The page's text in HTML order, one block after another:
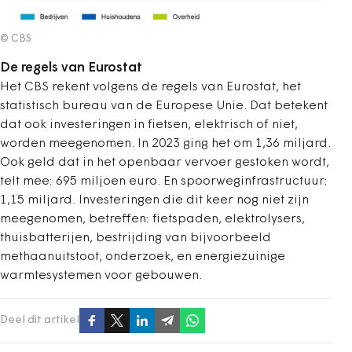
© CBS
De regels van Eurostat
Het CBS rekent volgens de regels van Eurostat, het
statistisch bureau van de Europese Unie. Dat betekent
dat ook investeringen in fietsen, elektrisch of niet,
worden meegenomen. In 2023 ging het om 1,36 miljard.
Ook geld dat in het openbaar vervoer gestoken wordt,
telt mee: 695 miljoen euro. En spoorweginfrastructuur:
1,15 miljard. Investeringen die dit keer nog niet zijn
meegenomen, betreffen: fietspaden, elektrolysers,
thuisbatterijen, bestrijding van bijvoorbeeld
methaanuitstoot, onderzoek, en energiezuinige
warmtesystemen voor gebouwen.
Deel dit artikel